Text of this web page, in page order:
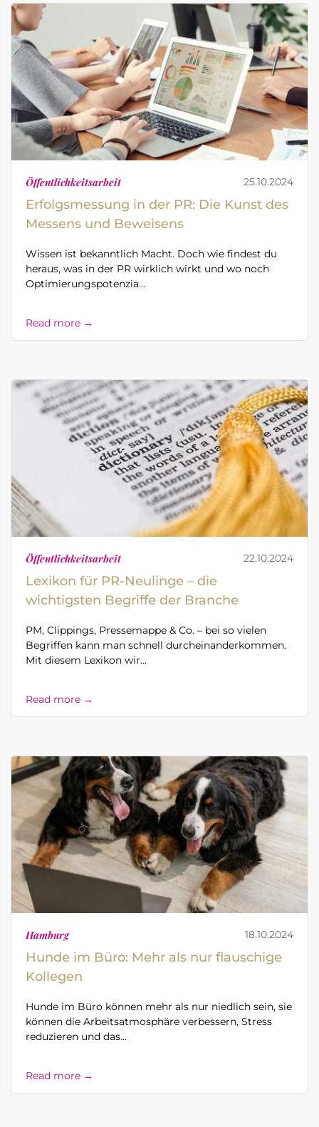
Öffentlichkeitsarbeit 25.10.2024
Erfolgsmessung in der PR: Die Kunst des
Messens und Beweisens
Wissen ist bekanntlich Macht. Doch wie findest du
heraus, was in der PR wirklich wirkt und wo noch
Optimierungspotenzia...
Read more →
Öffentlichkeitsarbeit 22.10.2024
Lexikon für PR-Neulinge – die
wichtigsten Begriffe der Branche
PM, Clippings, Pressemappe & Co. – bei so vielen
Begriffen kann man schnell durcheinanderkommen.
Mit diesem Lexikon wir...
Read more →
Hamburg 18.10.2024
Hunde im Büro: Mehr als nur flauschige
Kollegen
Hunde im Büro können mehr als nur niedlich sein, sie
können die Arbeitsatmosphäre verbessern, Stress
reduzieren und das...
Read more →